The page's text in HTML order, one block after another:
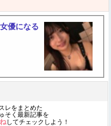
優になる
レをまとめた
そく最新記事を
してチェックしよう！